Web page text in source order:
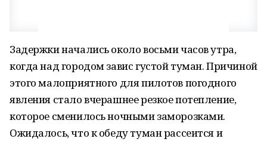
Задержки начались около восьми часов утра,
когда над городом завис густой туман. Причиной
этого малоприятного для пилотов погодного
явления стало вчерашнее резкое потепление,
которое сменилось ночными заморозками.
Ожидалось, что к обеду туман рассеится и